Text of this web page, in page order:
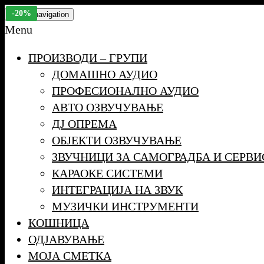
Skip
to
content
Toggle navigation
Menu
ПРОИЗВОДИ – ГРУПИ
ДОМАШНО АУДИО
ПРОФЕСИОНАЛНО АУДИО
АВТО ОЗВУЧУВАЊЕ
ДЈ ОПРЕМА
ОБЈЕКТИ ОЗВУЧУВАЊЕ
ЗВУЧНИЦИ ЗА САМОГРАДБА И
КАРАОКЕ СИСТЕМИ
ИНТЕГРАЦИЈА НА ЗВУК
МУЗИЧКИ ИНСТРУМЕНТИ
КОШНИЦА
ОДЈАВУВАЊЕ
МОЈА СМЕТКА
-17%
-19%
-19%
-19%
-19%
-19%
-13%
-14%
-16%
-24%
-24%
-25%
-23%
-20%